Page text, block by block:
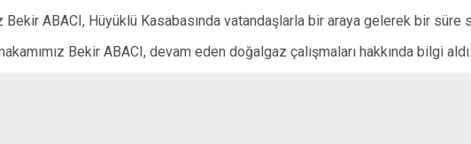
Gönen
Keçiborlu
Bekir ABACI, Hüyüklü Kasabasında vatandaşlarla bir araya gelerek bir süre
Bekir ABACI, devam eden doğalgaz çalışmaları hakkında bilgi aldı.